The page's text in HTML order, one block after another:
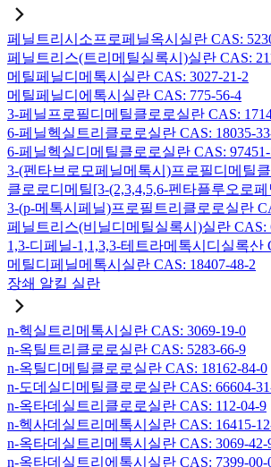
페닐트리시소프로페닐옥시실란 CAS:
페닐트리스(트리메틸실록시)실란 CAS:
메틸페닐디메톡시실란 CAS: 3027-21-2
메틸페닐디에톡시실란 CAS: 775-56-4
3-페닐프로필디메틸클로로실란 CAS:
6-페닐헥실트리클로로실란 CAS: 18035-
6-페닐헥실디메틸클로로실란 CAS: 97451-
3-(펜타브로모페닐메톡시)프로필디메틸
클로로디메틸[3-(2,3,4,5,6-펜타플루오로
3-(p-메톡시페닐)프로필트리클로로실란
페닐트리스(비닐디메틸실록시)실란 CAS:
1,3-디페닐-1,1,3,3-테트라메톡시디실록산
메틸디페닐메톡시실란 CAS: 18407-48-2
장쇄 알킬 실란
n-헥실트리메톡시실란 CAS: 3069-19-0
n-옥틸트리클로로실란 CAS: 5283-66-9
n-옥틸디메틸클로로실란 CAS: 18162-84-0
n-도데실디메틸클로로실란 CAS: 66604-
n-옥타데실트리클로로실란 CAS: 112-04-9
n-헥사데실트리메톡시실란 CAS: 16415-
n-옥타데실트리메톡시실란 CAS: 3069-42-
n-옥타데실트리에톡시실란 CAS: 7399-00-